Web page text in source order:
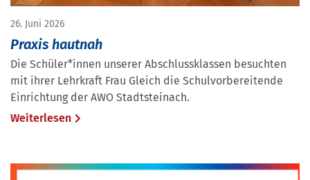
26. Juni 2026
Praxis hautnah
Die Schüler*innen unserer Abschlussklassen besuchten
mit ihrer Lehrkraft Frau Gleich die Schulvorbereitende
Einrichtung der AWO Stadtsteinach.
Weiterlesen